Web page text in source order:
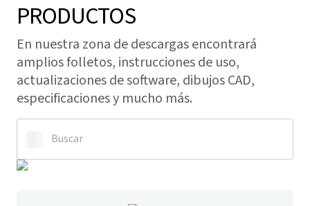
Catálogos y folletos
Especificaciones
GridVis® & Software
Productos
Transformadores de corriente y accesorios
PRODUCTOS
En nuestra zona de descargas encontrará
amplios folletos, instrucciones de uso,
actualizaciones de software, dibujos CAD,
especificaciones y mucho más.